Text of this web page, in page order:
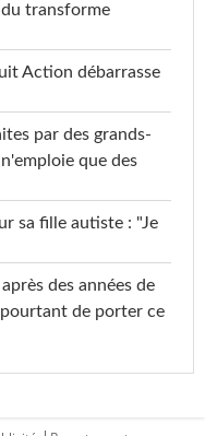
transforme
Action débarrasse
par des grands-
que des
sa fille autiste : "Je
des années de
de porter ce